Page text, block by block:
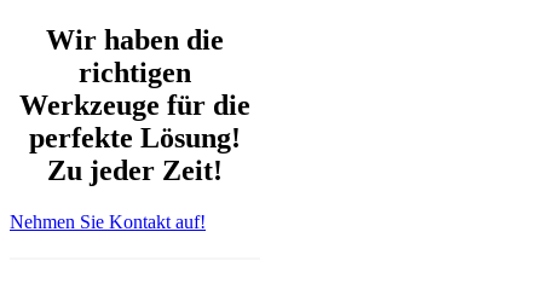
Wir haben die
richtigen
Werkzeuge für die
perfekte Lösung!
Zu jeder Zeit!
Nehmen Sie Kontakt auf!